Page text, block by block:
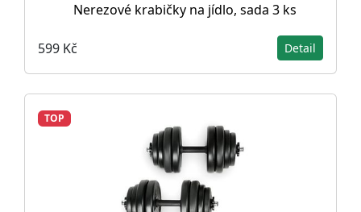
Nerezové krabičky na jídlo, sada 3 ks
599 Kč Detail
TOP